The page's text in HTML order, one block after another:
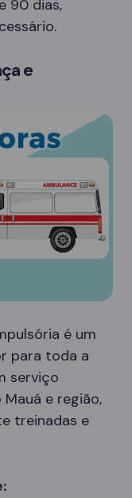
90 dias,
e
é um
para toda a
serviço
e região,
treinadas e